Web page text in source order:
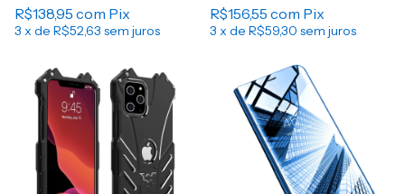
R$138,95 com Pix
3 x de R$52,63 sem juros
R$156,55 com Pix
3 x de R$59,30 sem juros